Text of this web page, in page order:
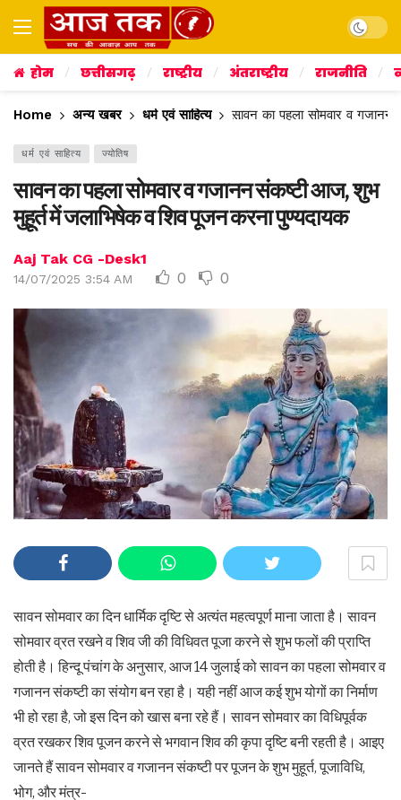
Dark
होम छत्तीसगढ़ राष्ट्रीय अंतराष्ट्रीय राजनीति
Home अन्य खबर धर्म एवं साहित्य सावन का पहला सोमवार व
धर्म एवं साहित्य ज्योतिष
सावन का पहला सोमवार व गजानन संकष्टी आज, शुभ
मुहूर्त में जलाभिषेक व शिव पूजन करना पुण्यदायक
Aaj Tak CG -Desk1
14/07/2025 3:54 AM 0 0
सावन सोमवार का दिन धार्मिक दृष्टि से अत्यंत महत्वपूर्ण माना जाता है। सावन
सोमवार व्रत रखने व शिव जी की विधिवत पूजा करने से शुभ फलों की प्राप्ति
होती है। हिन्दू पंचांग के अनुसार, आज 14 जुलाई को सावन का पहला सोमवार व
गजानन संकष्टी का संयोग बन रहा है। यही नहीं आज कई शुभ योगों का निर्माण
भी हो रहा है, जो इस दिन को खास बना रहे हैं। सावन सोमवार का विधिपूर्वक
व्रत रखकर शिव पूजन करने से भगवान शिव की कृपा दृष्टि बनी रहती है। आइए
जानते हैं सावन सोमवार व गजानन संकष्टी पर पूजन के शुभ मुहूर्त, पूजाविधि,
भोग, और मंत्र-